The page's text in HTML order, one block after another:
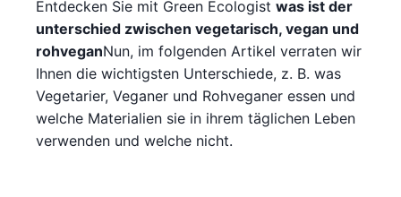
Entdecken Sie mit Green Ecologist was ist der
unterschied zwischen vegetarisch, vegan und
rohveganNun, im folgenden Artikel verraten wir
Ihnen die wichtigsten Unterschiede, z. B. was
Vegetarier, Veganer und Rohveganer essen und
welche Materialien sie in ihrem täglichen Leben
verwenden und welche nicht.